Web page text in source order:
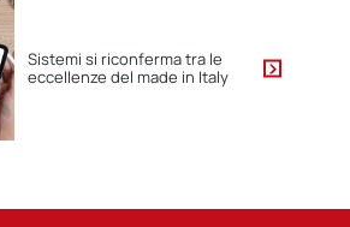
Sistemi si riconferma tra le
eccellenze del made in Italy